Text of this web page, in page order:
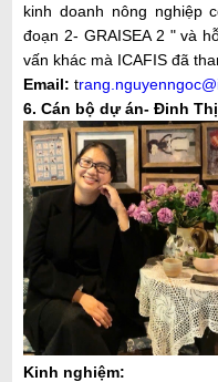
kinh doanh nông nghiệp
đoạn 2- GRAISEA 2 " và
vấn khác mà ICAFIS đã
Email: t
6. Cán bộ dự án- Đinh
Kinh nghiệm: